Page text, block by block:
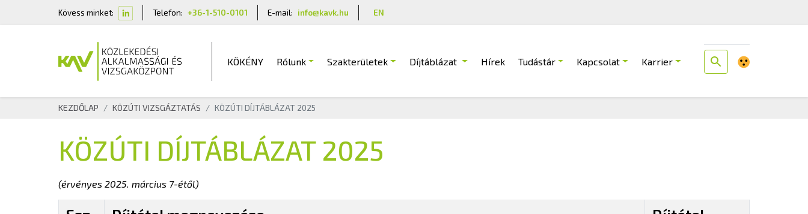
Kövess minket: Telefon: +36-1-510-0101 E-mail: info@kavk.hu EN
KÖKÉNY Rólunk Szakterületek Díjtáblázat Hírek Tudástár Kapcsolat Karrier
KEZDŐLAP KÖZÚTI VIZSGÁZTATÁS KÖZÚTI DÍJTÁBLÁZAT 2025
KÖZÚTI DÍJTÁBLÁZAT 2025
(érvényes 2025. március 7-étől)